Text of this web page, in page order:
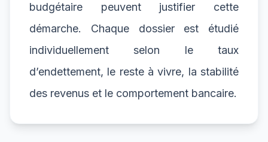
budgétaire peuvent justifier cette
démarche. Chaque dossier est étudié
individuellement selon le taux
d’endettement, le reste à vivre, la stabilité
des revenus et le comportement bancaire.